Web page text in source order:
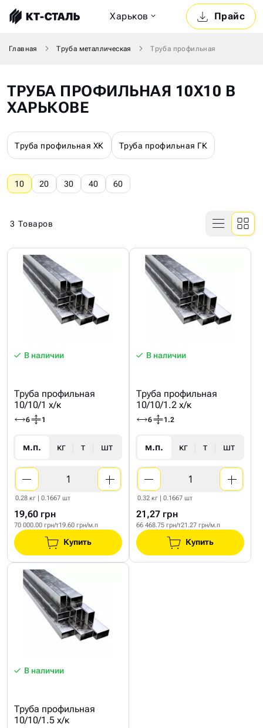
Прайс
Харьков
Главная Труба металлическая Труба профильная
ТРУБА ПРОФИЛЬНАЯ 10Х10 В
ХАРЬКОВЕ
Труба профильная ХК Труба профильная ГК
10 20 30 40 60
3 Товаров
В наличии
Труба профильная
10/10/1 х/к
6 1
м.п. кг т шт
0.28 кг | 0.1667 шт
19,60 грн
70 000.00 грн/т19.60 грн/м.п
Купить
В наличии
Труба профильная
10/10/1.2 х/к
6 1.2
м.п. кг т шт
0.32 кг | 0.1667 шт
21,27 грн
66 468.75 грн/т21.27 грн/м.п
Купить
В наличии
Труба профильная
10/10/1.5 х/к